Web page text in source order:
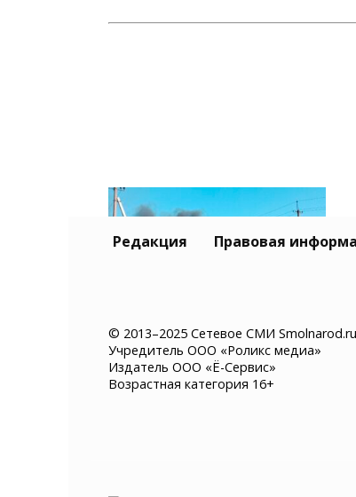
Склад Wildberries в
Самарской области
выгорел полностью
Редакция Правовая
© 2013–2025 Сетевое СМИ
Учредитель ООО «Роликс медиа»
Издатель ООО «Ё-Сервис»
Возрастная категория 16+